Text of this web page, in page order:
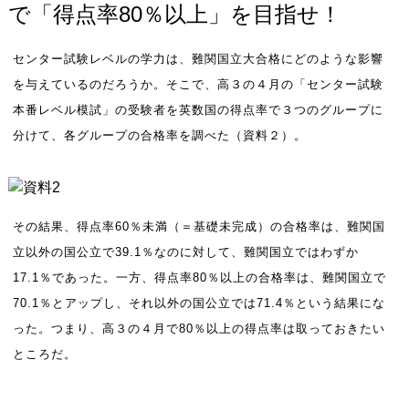
で「得点率80％以上」を目指せ！
センター試験レベルの学力は、難関国立大合格にどのような影響
を与えているのだろうか。そこで、高３の４月の「センター試験
本番レベル模試」の受験者を英数国の得点率で３つのグループに
分けて、各グループの合格率を調べた（資料２）。
その結果、得点率60％未満（＝基礎未完成）の合格率は、難関国
立以外の国公立で39.1％なのに対して、難関国立ではわずか
17.1％であった。一方、得点率80％以上の合格率は、難関国立で
70.1％とアップし、それ以外の国公立では71.4％という結果にな
った。つまり、高３の４月で80％以上の得点率は取っておきたい
ところだ。